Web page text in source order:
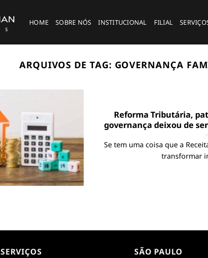
HOME SOBRE NÓS INSTITUCIONAL FILIAL
ARQUIVOS DE TAG: GOVERNANÇA
Reforma Tributária,
governança deixou de
Se tem uma coisa que a
transformar
SERVIÇOS SÃO PAULO